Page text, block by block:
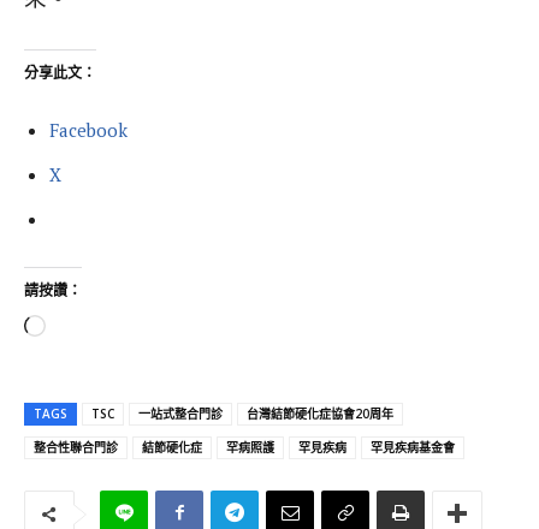
分享此文：
Facebook
X
請按讚：
正
入
.
.
TAGS TSC 一站式整合門診
台灣結節硬化症協會20周年
整合性聯合門診
結節硬化症 罕病照護 罕見疾病 罕見疾病基金會